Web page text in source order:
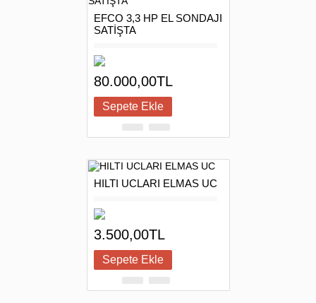
EFCO 3,3 HP EL SONDAJI
SATİŞTA
80.000,00TL
HILTI UCLARI ELMAS UC
3.500,00TL